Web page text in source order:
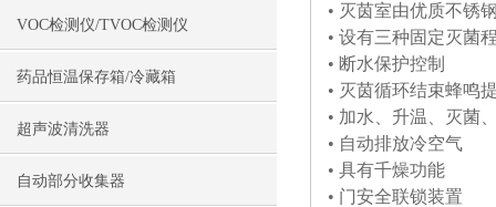
VOC检测仪/TVOC检测仪
药品恒温保存箱/冷藏箱
超声波清洗器
自动部分收集器
• 灭茵室由优质不锈
• 设有三种固定灭菌
• 断水保护控制
• 灭茵循环结束蜂鸣
• 加水、升温、灭菌
• 自动排放冷空气
• 具有千燥功能
• 门安全联锁装置